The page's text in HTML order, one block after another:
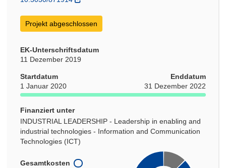
Projekt abgeschlossen
EK-Unterschriftsdatum
11 Dezember 2019
Startdatum
1 Januar 2020
Enddatum
31 Dezember 2022
Finanziert unter
INDUSTRIAL LEADERSHIP - Leadership in enabling and
industrial technologies - Information and Communication
Technologies (ICT)
Gesamtkosten